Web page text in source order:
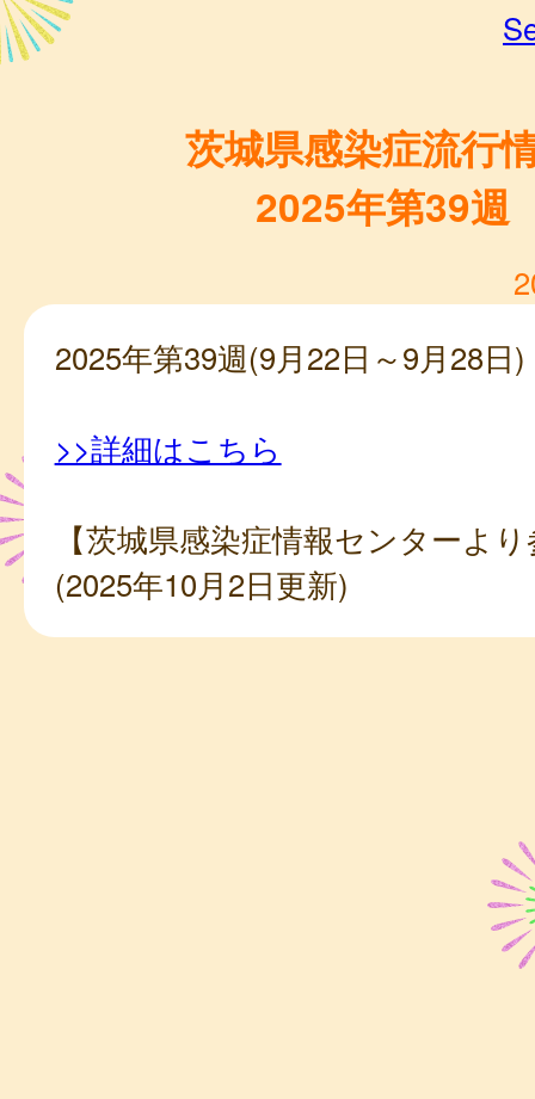
茨城県感染症流行
2025年第39週
2025年第39週(9月22日～9月28日)
>>詳細はこちら
【茨城県感染症情報センターよ
(2025年10月2日更新)